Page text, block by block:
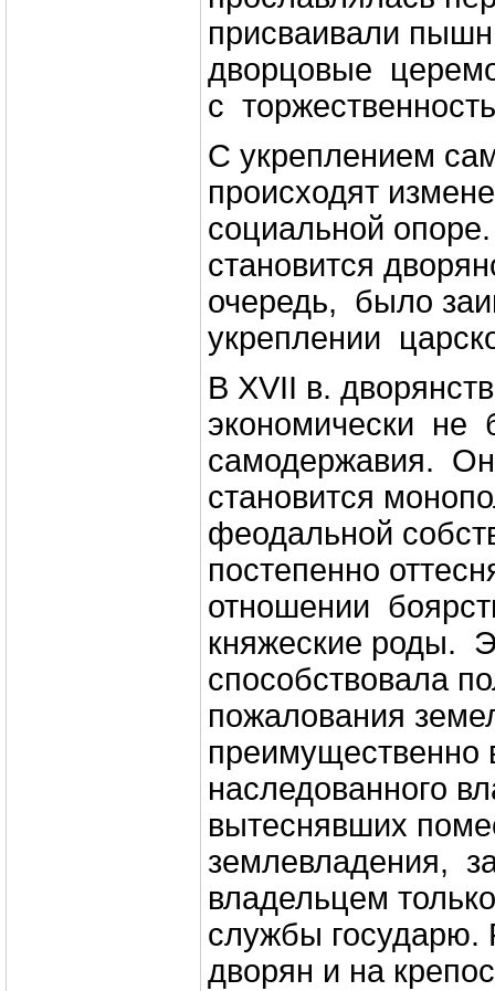
присваивали
дворцовые
с
С укреплением
происходят
социальной
становится
очередь, было
укреплении
В XVII в.
экономически не
самодержавия.
становится
феодальной
постепенно
отношении
княжеские роды.
способствовала
пожалования
преимущественно
наследованного
вытеснявших
землевладения,
владельцем
службы государю.
дворян и на